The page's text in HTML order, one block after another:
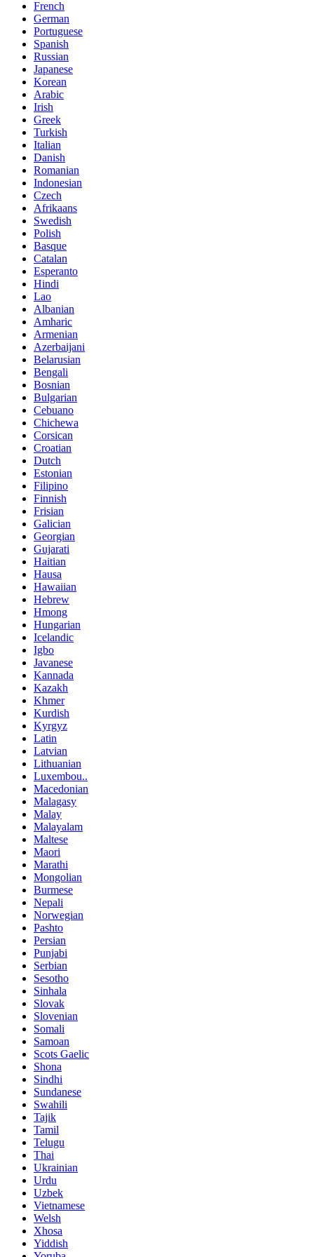
French
German
Portuguese
Spanish
Russian
Japanese
Korean
Arabic
Irish
Greek
Turkish
Italian
Danish
Romanian
Indonesian
Czech
Afrikaans
Swedish
Polish
Basque
Catalan
Esperanto
Hindi
Lao
Albanian
Amharic
Armenian
Azerbaijani
Belarusian
Bengali
Bosnian
Bulgarian
Cebuano
Chichewa
Corsican
Croatian
Dutch
Estonian
Filipino
Finnish
Frisian
Galician
Georgian
Gujarati
Haitian
Hausa
Hawaiian
Hebrew
Hmong
Hungarian
Icelandic
Igbo
Javanese
Kannada
Kazakh
Khmer
Kurdish
Kyrgyz
Latin
Latvian
Lithuanian
Luxembou..
Macedonian
Malagasy
Malay
Malayalam
Maltese
Maori
Marathi
Mongolian
Burmese
Nepali
Norwegian
Pashto
Persian
Punjabi
Serbian
Sesotho
Sinhala
Slovak
Slovenian
Somali
Samoan
Scots Gaelic
Shona
Sindhi
Sundanese
Swahili
Tajik
Tamil
Telugu
Thai
Ukrainian
Urdu
Uzbek
Vietnamese
Welsh
Xhosa
Yiddish